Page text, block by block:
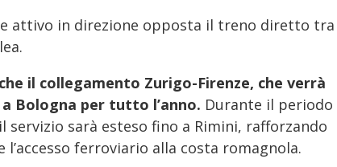
attivo in direzione opposta il treno diretto tra
il collegamento Zurigo-Firenze, che verrà
Bologna per tutto l’anno. Durante il periodo
servizio sarà esteso fino a Rimini, rafforzando
ferroviario alla costa romagnola.